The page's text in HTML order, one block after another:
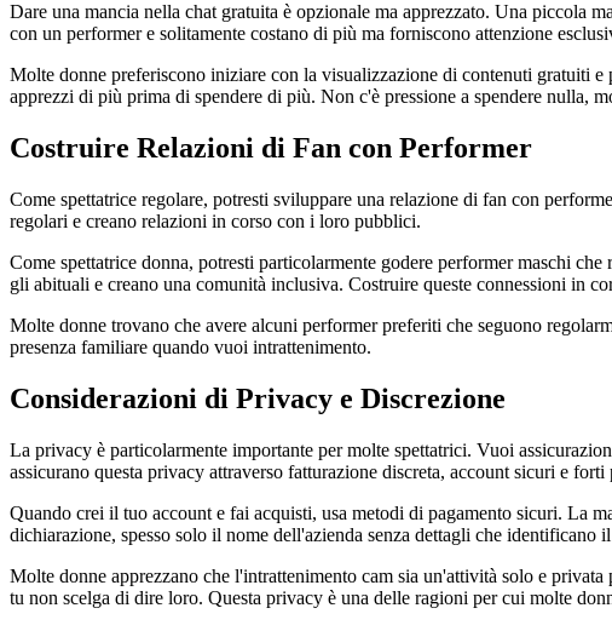
Dare una mancia nella chat gratuita è opzionale ma apprezzato. Una piccola
con un performer e solitamente costano di più ma forniscono attenzione
Molte donne preferiscono iniziare con la visualizzazione di contenuti gratuiti
apprezzi di più prima di spendere di più. Non c'è pressione a spendere nulla,
Costruire Relazioni di Fan con Performer
Come spettatrice regolare, potresti sviluppare una relazione di fan con
regolari e creano relazioni in corso con i loro pubblici.
Come spettatrice donna, potresti particolarmente godere performer maschi
gli abituali e creano una comunità inclusiva. Costruire queste connessioni in
Molte donne trovano che avere alcuni performer preferiti che seguono
presenza familiare quando vuoi intrattenimento.
Considerazioni di Privacy e Discrezione
La privacy è particolarmente importante per molte spettatrici. Vuoi
assicurano questa privacy attraverso fatturazione discreta, account sicuri e
Quando crei il tuo account e fai acquisti, usa metodi di pagamento sicuri. La
dichiarazione, spesso solo il nome dell'azienda senza dettagli che identificano
Molte donne apprezzano che l'intrattenimento cam sia un'attività solo e
tu non scelga di dire loro. Questa privacy è una delle ragioni per cui molte